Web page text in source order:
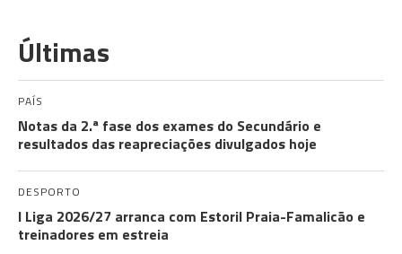
Últimas
PAÍS
Notas da 2.ª fase dos exames do Secundário e
resultados das reapreciações divulgados hoje
DESPORTO
I Liga 2026/27 arranca com Estoril Praia-Famalicão e
treinadores em estreia